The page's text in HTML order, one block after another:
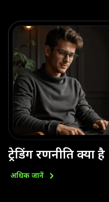
ट्रेडिंग रणनीति क्या है
अधिक जानें